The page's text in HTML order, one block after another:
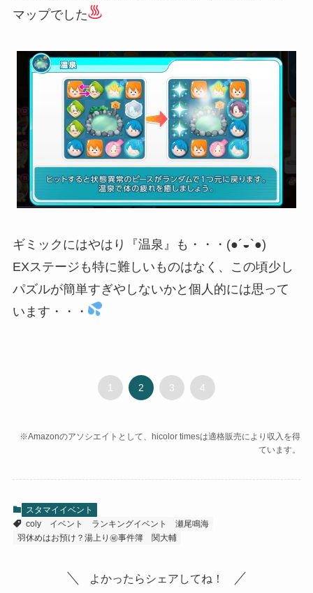
マップでした
ギミックにはやはり『温泉』も・・・(●´◒`●)
EXステージも特に難しいものはなく、この頃少し
パズルが簡単すぎやしないかと個人的には思って
います・・・
1 2 3 4
※Amazonのアソシエイトとして、hicolor timesは適格販売により収入を得
ています。
スタマイイベント
coly
イベント ランキングイベント
瀬尾鳴海
羽休めはお預け？湯上り㊙事件簿
関大輔
よかったらシェアしてね！